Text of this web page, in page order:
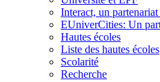
Interact, un
EUniverCities: Un
Hautes écoles
Liste des hautes écoles
Scolarité
Recherche